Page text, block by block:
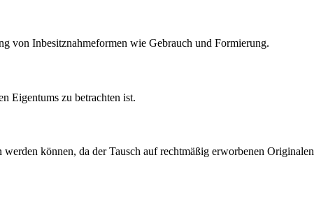
von Inbesitznahmeformen wie Gebrauch und Formierung.
Eigentums zu betrachten ist.
können, da der Tausch auf rechtmäßig erworbenen Originalen